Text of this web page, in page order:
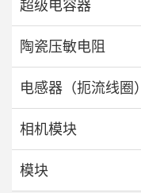
超级电容器
陶瓷压敏电阻
电感器（扼流线圈）
相机模块
模块